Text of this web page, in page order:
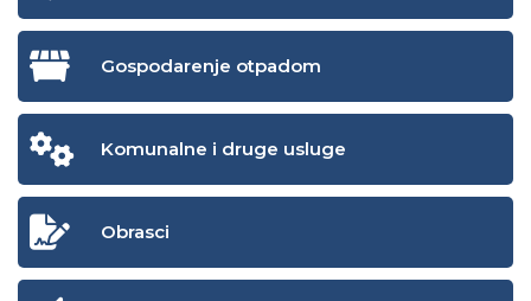
Gospodarenje otpadom
Komunalne i druge usluge
Obrasci